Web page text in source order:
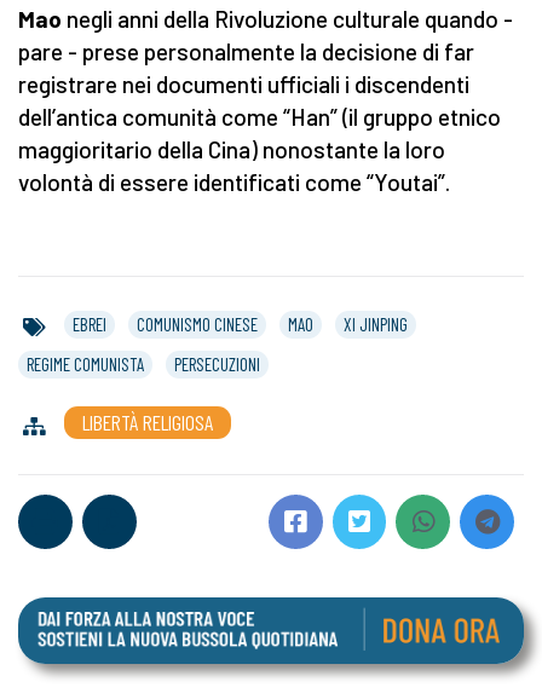
Mao negli anni della Rivoluzione culturale quando -
pare - prese personalmente la decisione di far
registrare nei documenti ufficiali i discendenti
dell’antica comunità come “Han” (il gruppo etnico
maggioritario della Cina) nonostante la loro
volontà di essere identificati come “Youtai”.
EBREI COMUNISMO CINESE MAO
XI JINPING
REGIME COMUNISTA
PERSECUZIONI
LIBERTÀ RELIGIOSA